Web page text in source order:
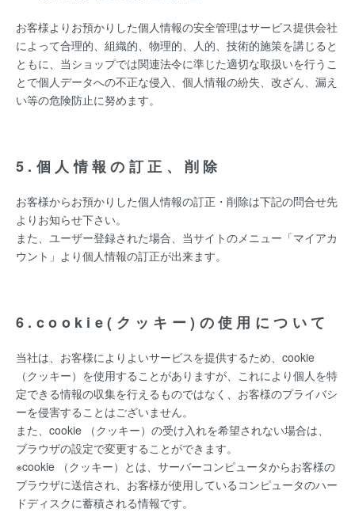
お客様よりお預かりした個人情報の安全管理はサービス提供会社
によって合理的、組織的、物理的、人的、技術的施策を講じると
ともに、当ショップでは関連法令に準じた適切な取扱いを行うこ
とで個人データへの不正な侵入、個人情報の紛失、改ざん、漏え
い等の危険防止に努めます。
5.個人情報の訂正、削除
お客様からお預かりした個人情報の訂正・削除は下記の問合せ先
よりお知らせ下さい。
また、ユーザー登録された場合、当サイトのメニュー「マイアカ
ウント」より個人情報の訂正が出来ます。
6.cookie(クッキー)の使用について
当社は、お客様によりよいサービスを提供するため、cookie
（クッキー）を使用することがありますが、これにより個人を特
定できる情報の収集を行えるものではなく、お客様のプライバシ
ーを侵害することはございません。
また、cookie （クッキー）の受け入れを希望されない場合は、
ブラウザの設定で変更することができます。
※cookie （クッキー）とは、サーバーコンピュータからお客様の
ブラウザに送信され、お客様が使用しているコンピュータのハー
ドディスクに蓄積される情報です。